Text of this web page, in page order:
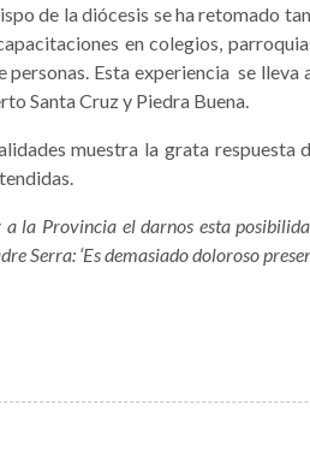
de la diócesis se ha retomado
en colegios,
Esta experiencia se lleva
Santa Cruz y Piedra Buena.
muestra la grata respuesta
a la Provincia el darnos esta
Serra: ‘Es demasiado doloroso